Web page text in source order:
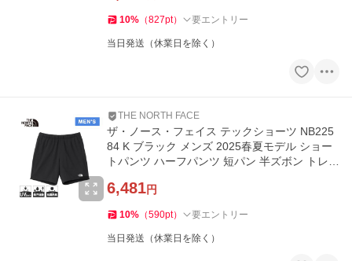
10% （827pt） 要エントリー
当日発送（休業日を除く）
THE NORTH FACE
ザ・ノース・フェイス テックショーツ NB225
84 K ブラック メンズ 2025春夏モデル ショー
トパンツ ハーフパンツ 短パン 半ズボン トレー
6,481円
10% （590pt） 要エントリー
当日発送（休業日を除く）